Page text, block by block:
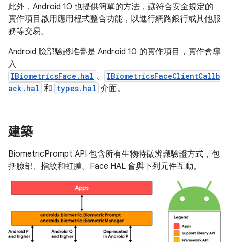
此外，Android 10 也提供簡單的方法，讓符合安全規定的
實作項目啟用應用程式整合功能，以進行網路銀行或其他服
務等交易。
Android 臉部驗證堆疊是 Android 10 的實作項目，實作會導
入
IBiometricsFace.hal 、
IBiometricsFaceClientCallb
ack.hal 和 types.hal 介面。
建築
BiometricPrompt API 包含所有生物特徵辨識驗證方式，包
括臉部、指紋和虹膜。Face HAL 會與下列元件互動。